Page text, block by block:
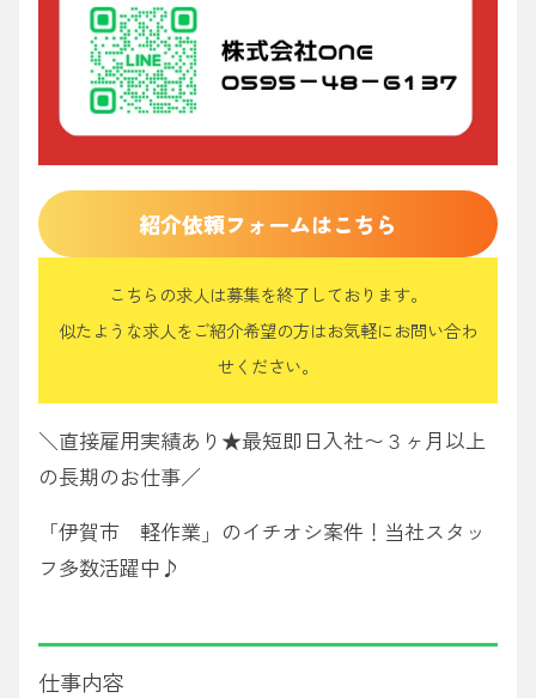
紹介依頼フォームはこちら
こちらの求人は募集を終了しております。
似たような求人をご紹介希望の方はお気軽にお問い合わ
せください。
＼直接雇用実績あり★最短即日入社〜３ヶ月以上
の長期のお仕事／
「伊賀市 軽作業」のイチオシ案件！当社スタッ
フ多数活躍中♪
仕事内容